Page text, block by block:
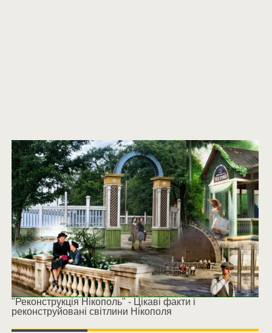
"Реконструкція Нікополь" - Цікаві факти і
реконструйовані світлини Нікополя